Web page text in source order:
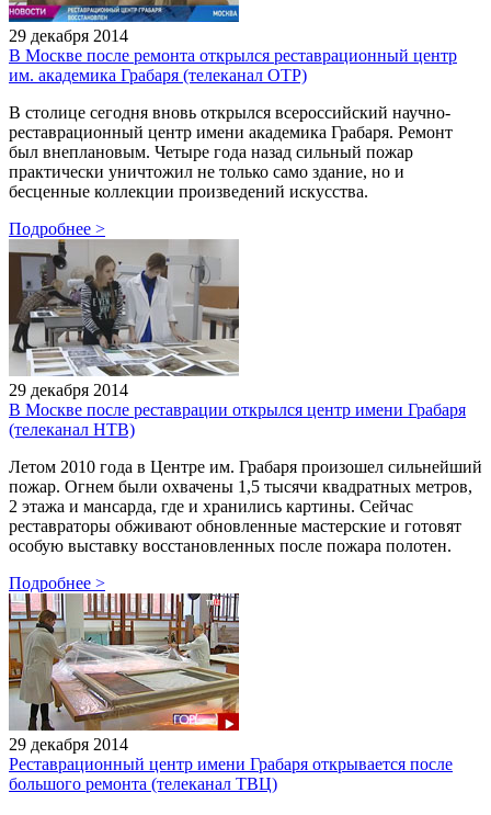
29 декабря 2014
В Москве после ремонта открылся реставрационный центр
им. академика Грабаря (телеканал ОТР)
В столице сегодня вновь открылся всероссийский научно-
реставрационный центр имени академика Грабаря. Ремонт
был внеплановым. Четыре года назад сильный пожар
практически уничтожил не только само здание, но и
бесценные коллекции произведений искусства.
Подробнее >
29 декабря 2014
В Москве после реставрации открылся центр имени Грабаря
(телеканал НТВ)
Летом 2010 года в Центре им. Грабаря произошел сильнейший
пожар. Огнем были охвачены 1,5 тысячи квадратных метров,
2 этажа и мансарда, где и хранились картины. Сейчас
реставраторы обживают обновленные мастерские и готовят
особую выставку восстановленных после пожара полотен.
Подробнее >
29 декабря 2014
Реставрационный центр имени Грабаря открывается после
большого ремонта (телеканал ТВЦ)